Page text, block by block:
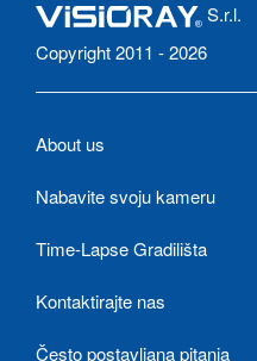
S.r.l.
Copyright 2011 - 2026
About us
Nabavite svoju kameru
Time-Lapse Gradilišta
Kontaktirajte nas
Često postavljana pitanja